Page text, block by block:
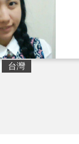
台灣